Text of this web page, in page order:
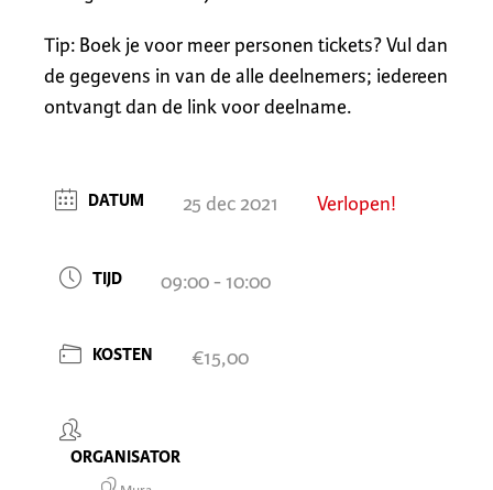
Tip: Boek je voor meer personen tickets? Vul dan
de gegevens in van de alle deelnemers; iedereen
ontvangt dan de link voor deelname.
DATUM 25 dec 2021 Verlopen!
TIJD 09:00 - 10:00
KOSTEN €15,00
ORGANISATOR